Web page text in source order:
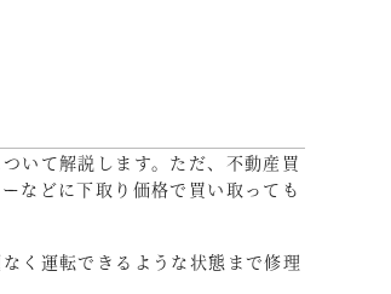
いて解説します。ただ、不動産買
などに下取り価格で買い取っても
く運転できるような状態まで修理